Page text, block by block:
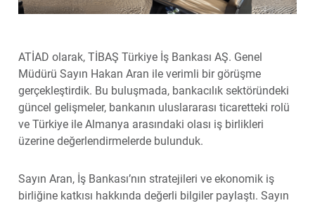
ATİAD olarak, TİBAŞ Türkiye İş Bankası AŞ. Genel
Müdürü Sayın Hakan Aran ile verimli bir görüşme
gerçekleştirdik. Bu buluşmada, bankacılık sektöründeki
güncel gelişmeler, bankanın uluslararası ticaretteki rolü
ve Türkiye ile Almanya arasındaki olası iş birlikleri
üzerine değerlendirmelerde bulunduk.
Sayın Aran, İş Bankası’nın stratejileri ve ekonomik iş
birliğine katkısı hakkında değerli bilgiler paylaştı. Sayın